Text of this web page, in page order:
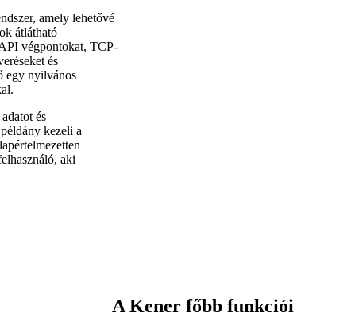
amely lehetővé
átlátható
végpontokat, TCP-
és
egy nyilvános
és
kezeli a
aki
A Kener főbb funkciói